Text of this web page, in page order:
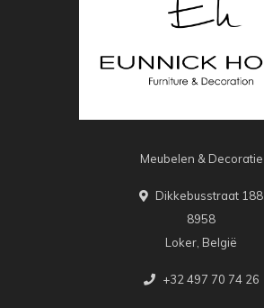
Meubelen & Decoratie
Dikkebusstraat 188
8958
Loker, België
+32 497 70 74 26